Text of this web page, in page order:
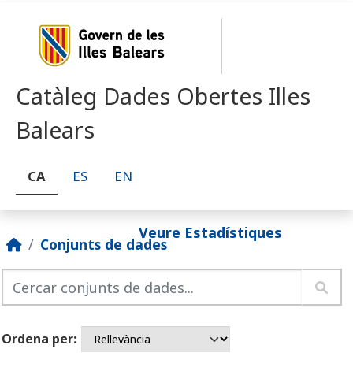
Catàleg Dades Obertes Illes
Balears
CA ES EN
Veure Estadístiques
Conjunts de dades
Ordena per